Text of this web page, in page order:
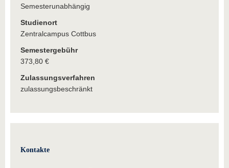
Semesterunabhängig
Studienort
Zentralcampus Cottbus
Semestergebühr
373,80 €
Zulassungsverfahren
zulassungsbeschränkt
Kontakte